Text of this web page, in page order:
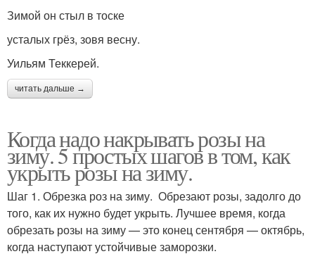
Зимой он стыл в тоске
усталых грёз, зовя весну.
Уильям Теккерей.
читать дальше →
Когда надо накрывать розы на
зиму. 5 простых шагов в том, как
укрыть розы на зиму.
Шаг 1. Обрезка роз на зиму. Обрезают розы, задолго до
того, как их нужно будет укрыть. Лучшее время, когда
обрезать розы на зиму — это конец сентября — октябрь,
когда наступают устойчивые заморозки.